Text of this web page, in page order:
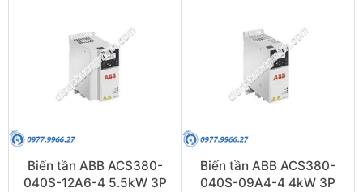
Biến tần ABB ACS380-
040S-12A6-4 5.5kW 3P
Biến tần ABB ACS380-
040S-09A4-4 4kW 3P